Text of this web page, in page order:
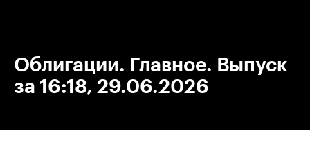
Облигации. Главное. Выпуск
за 16:18, 29.06.2026